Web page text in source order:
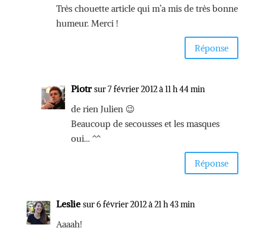
Très chouette article qui m’a mis de très bonne
humeur. Merci !
Réponse
Piotr sur 7 février 2012 à 11 h 44 min
de rien Julien 😉
Beaucoup de secousses et les masques
oui… ^^
Réponse
Leslie sur 6 février 2012 à 21 h 43 min
Aaaah!